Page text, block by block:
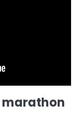
marathon